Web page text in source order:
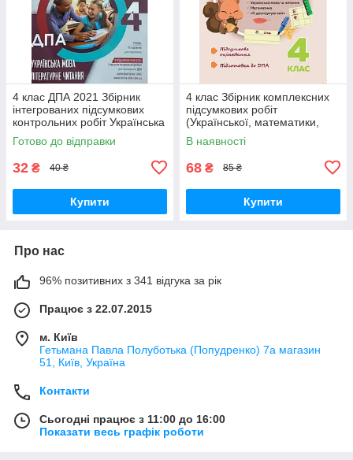
4 клас ДПА 2021 Збірник
інтегрованих підсумкових
контрольних робіт Українська
мова Вашуленко М. С. Освіта
Готово до відправки
32 ₴ 40 ₴
Купити
4 клас Збірник комплексних
підсумкових робіт
(Української, математики,
ядс) Гільберг Т. Тарнавська
С. Генеза
В наявності
68 ₴ 85 ₴
Купити
Про нас
96% позитивних з 341 відгука за рік
Працює з 22.07.2015
м. Київ
Гетьмана Павла Полуботька (Попудренко) 7а магазин
51, Київ, Україна
Контакти
Сьогодні працює з 11:00 до 16:00
Показати весь графік роботи